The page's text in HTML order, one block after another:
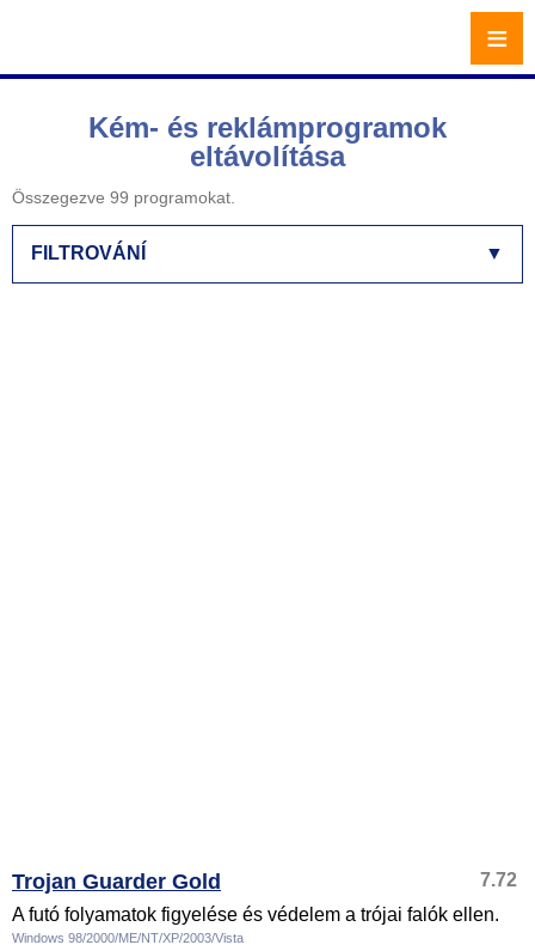
Kém- és reklámprogramok
eltávolítása
Összegezve 99 programokat.
▼
FILTROVÁNÍ
Trojan Guarder Gold
7.72
A futó folyamatok figyelése és védelem a trójai falók ellen.
Windows 98/2000/ME/NT/XP/2003/Vista
≡